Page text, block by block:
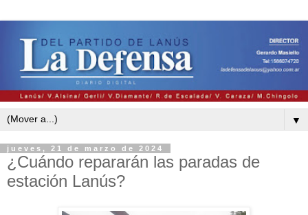
▼
jueves, 21 de marzo de 2024
¿Cuándo repararán las paradas de
estación Lanús?